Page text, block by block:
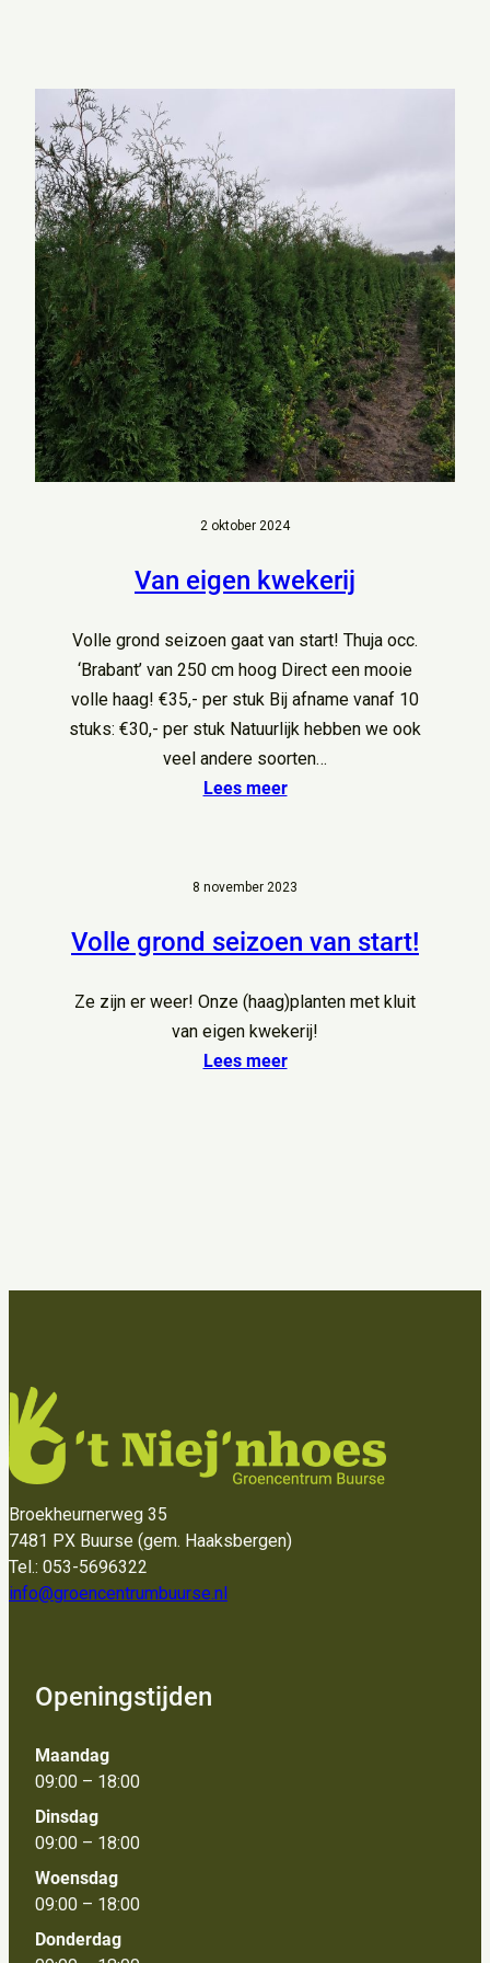
2 oktober 2024
Van eigen kwekerij
Volle grond seizoen gaat van start! Thuja occ.
‘Brabant’ van 250 cm hoog Direct een mooie
volle haag! €35,- per stuk Bij afname vanaf 10
stuks: €30,- per stuk Natuurlijk hebben we ook
veel andere soorten…
Lees meer
8 november 2023
Volle grond seizoen van start!
Ze zijn er weer! Onze (haag)planten met kluit
van eigen kwekerij!
Lees meer
Broekheurnerweg 35
7481 PX Buurse (gem. Haaksbergen)
Tel.: 053-5696322
info@groencentrumbuurse.nl
Openingstijden
Maandag
09:00 – 18:00
Dinsdag
09:00 – 18:00
Woensdag
09:00 – 18:00
Donderdag